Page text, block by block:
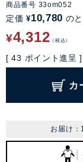
商品番号 33om052
定価 ¥10,780 の
¥4,312 税込
[ 43 ポイント進呈 ]
カ
お届け：